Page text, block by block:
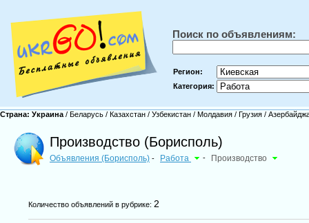
Поиск по объявлениям:
Регион:
Категория:
Страна: Украина / Беларусь / Казахстан / Узбекистан / Молдавия / Грузия /
Производство (Борисполь)
Объявления (Борисполь) - Работа - Производство
Количество объявлений в рубрике: 2